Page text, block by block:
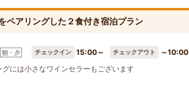
ペアリングした２食付き宿泊プラン
朝・夕 チェックイン 15:00～ チェックアウト
～10:00
グには小さなワインセラーもございます